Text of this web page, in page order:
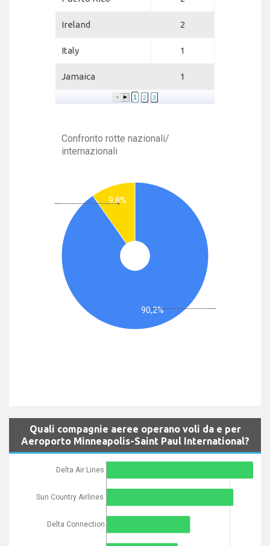
Ireland 2
Italy 1
Jamaica 1
1 2 3
Confronto rotte nazionali/
internazionali
9,8%
90,2%
Quali compagnie aeree operano voli da e per
Aeroporto Minneapolis-Saint Paul International?
Delta Air Lines
Sun Country Airlines
Delta Connection